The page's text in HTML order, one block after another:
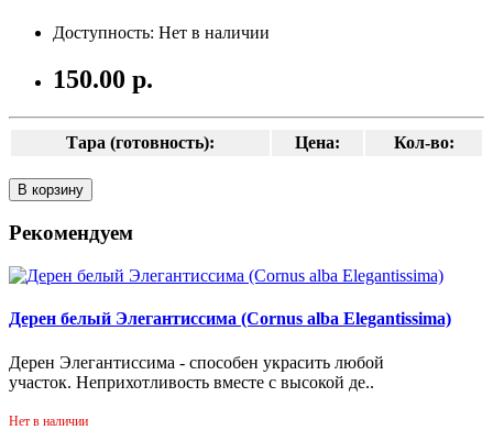
Доступность: Нет в наличии
150.00 р.
Тара (готовность): Цена: Кол-во:
В корзину
Рекомендуем
Дерен белый Элегантиссима (Cornus alba Elegantissima)
Дерен Элегантиссима - способен украсить любой
участок. Неприхотливость вместе с высокой де..
Нет в наличии